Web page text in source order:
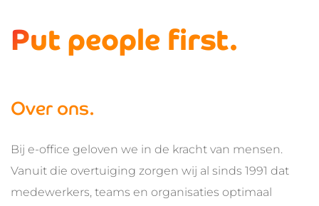
Put people first.
Over ons.
Bij e-office geloven we in de kracht van mensen.
Vanuit die overtuiging zorgen wij al sinds 1991 dat
medewerkers, teams en organisaties optimaal